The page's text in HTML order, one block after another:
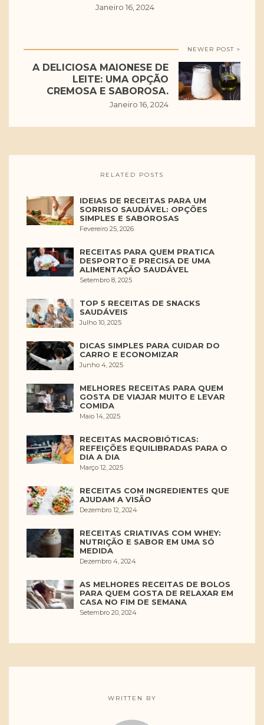
Janeiro 16, 2024
NEWER POST >
A DELICIOSA MAIONESE DE
LEITE: UMA OPÇÃO
CREMOSA E SABOROSA.
Janeiro 16, 2024
RELATED POSTS
IDEIAS DE RECEITAS PARA UM
SORRISO SAUDÁVEL: OPÇÕES
SIMPLES E SABOROSAS
Fevereiro 25, 2026
RECEITAS PARA QUEM PRATICA
DESPORTO E PRECISA DE UMA
ALIMENTAÇÃO SAUDÁVEL
Setembro 8, 2025
TOP 5 RECEITAS DE SNACKS
SAUDÁVEIS
Julho 10, 2025
DICAS SIMPLES PARA CUIDAR DO
CARRO E ECONOMIZAR
Junho 4, 2025
MELHORES RECEITAS PARA QUEM
GOSTA DE VIAJAR MUITO E LEVAR
COMIDA
Maio 14, 2025
RECEITAS MACROBIÓTICAS:
REFEIÇÕES EQUILIBRADAS PARA O
DIA A DIA
Março 12, 2025
RECEITAS COM INGREDIENTES QUE
AJUDAM A VISÃO
Dezembro 12, 2024
RECEITAS CRIATIVAS COM WHEY:
NUTRIÇÃO E SABOR EM UMA SÓ
MEDIDA
Dezembro 4, 2024
AS MELHORES RECEITAS DE BOLOS
PARA QUEM GOSTA DE RELAXAR EM
CASA NO FIM DE SEMANA
Setembro 20, 2024
WRITTEN BY